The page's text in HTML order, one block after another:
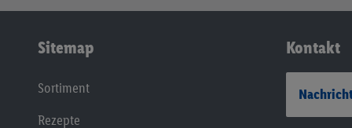
Sitemap
Sortiment
Rezepte
Kontakt